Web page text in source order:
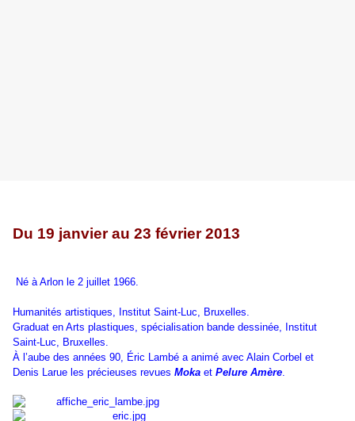
Du 19 janvier au 23 février 2013
Né à Arlon le 2 juillet 1966.
Humanités artistiques, Institut Saint-Luc, Bruxelles.
Graduat en Arts plastiques, spécialisation bande dessinée, Institut
Saint-Luc, Bruxelles.
À l’aube des années 90, Éric Lambé a animé avec Alain Corbel et
Denis Larue les précieuses revues Moka et Pelure Amère.